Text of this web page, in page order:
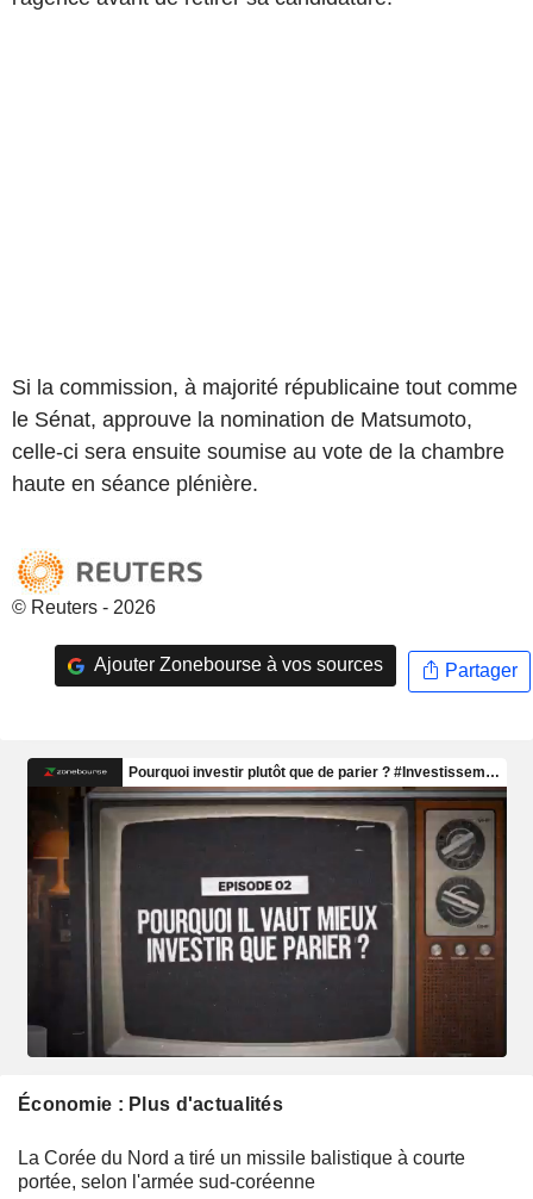
Si la commission, à majorité républicaine tout comme
le Sénat, approuve la nomination de Matsumoto,
celle-ci sera ensuite soumise au vote de la chambre
haute en séance plénière.
© Reuters - 2026
Ajouter Zonebourse à vos sources Partager
Économie : Plus d'actualités
La Corée du Nord a tiré un missile balistique à courte
portée, selon l'armée sud-coréenne